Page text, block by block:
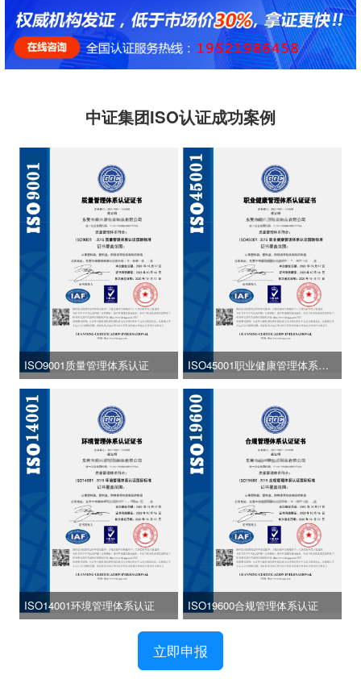
中证集团ISO认证成功案例
ISO9001质量管理体系认证
ISO14001环境管理体系认证
ISO45001职业健康管理体系认
证
ISO19600合规管理体系认证
立即申报